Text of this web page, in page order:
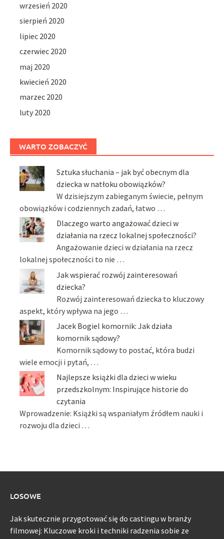
wrzesień 2020
sierpień 2020
lipiec 2020
czerwiec 2020
maj 2020
kwiecień 2020
marzec 2020
luty 2020
WARTO ZOBACZYĆ
Sztuka słuchania – jak być obecnym dla
dziecka w natłoku obowiązków?
W dzisiejszym zabieganym świecie, pełnym
obowiązków i codziennych zadań, łatwo …
Dlaczego warto angażować dzieci w
działania na rzecz lokalnej społeczności?
Angażowanie dzieci w działania na rzecz
lokalnej społeczności to nie …
Jak wspierać rozwój zainteresowań
dziecka?
Rozwój zainteresowań dziecka to kluczowy
aspekt, który wpływa na jego …
Jacek Bogiel komornik: Jak działa
komornik sądowy?
Komornik sądowy to postać, która budzi
wiele emocji i pytań, …
Najlepsze książki dla dzieci w wieku
przedszkolnym: Inspirujące historie do
czytania
Wprowadzenie: Książki są wspaniałym źródłem nauki i
rozwoju dla dzieci …
LOSOWE
Jak skutecznie przygotować się do castingu w branży
filmowej: Kluczowe kroki i techniki radzenia sobie ze